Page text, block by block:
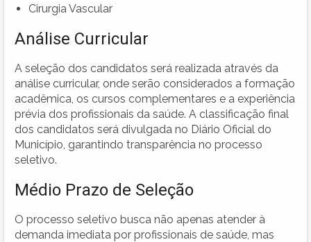
Cirurgia Vascular
Análise Curricular
A seleção dos candidatos será realizada através da
análise curricular, onde serão considerados a formação
acadêmica, os cursos complementares e a experiência
prévia dos profissionais da saúde. A classificação final
dos candidatos será divulgada no Diário Oficial do
Município, garantindo transparência no processo
seletivo.
Médio Prazo de Seleção
O processo seletivo busca não apenas atender à
demanda imediata por profissionais de saúde, mas